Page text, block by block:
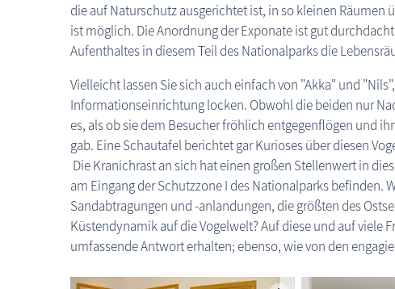
die auf Naturschutz ausgerichtet ist, in so kleinen
ist möglich. Die Anordnung der Exponate ist gut
Aufenthaltes in diesem Teil des Nationalparks die
Vielleicht lassen Sie sich auch einfach von "Akka" und
Informationseinrichtung locken. Obwohl die beiden nur
es, als ob sie dem Besucher fröhlich entgegenflögen und
gab. Eine Schautafel berichtet gar Kurioses über diesen
Die Kranichrast an sich hat einen großen Stellenwert in
am Eingang der Schutzzone I des Nationalparks befinden.
Sandabtragungen und -anlandungen, die größten des
Küstendynamik auf die Vogelwelt? Auf diese und auf viele
umfassende Antwort erhalten; ebenso, wie von den